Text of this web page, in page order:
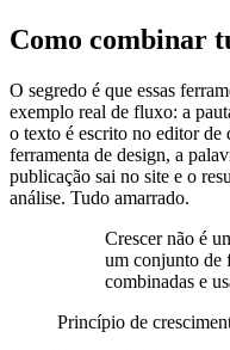
Como combinar
O segredo é que essas
exemplo real de fluxo: a
o texto é escrito no editor de
ferramenta de design, a
publicação sai no site e o
análise. Tudo amarrado.
Crescer não é
um conjunto de
combinadas e
Princípio de